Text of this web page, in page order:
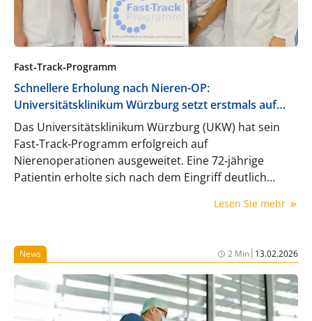
Fast‑Track‑Programm
Schnellere Erholung nach Nieren-OP:
Universitätsklinikum Würzburg setzt erstmals auf
Fast‑Track‑Chirurgie
Das Universitätsklinikum Würzburg (UKW) hat sein
Fast‑Track‑Programm erfolgreich auf
Nierenoperationen ausgeweitet. Eine 72‑jährige
Patientin erholte sich nach dem Eingriff deutlich
Klinik entlassen werden – statt wie üblich nach rund
Lesen Sie mehr
News 2 Min| 13.02.2026